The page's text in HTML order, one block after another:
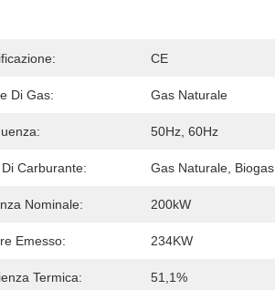
CE
Di Gas: Gas Naturale
50Hz, 60Hz
Carburante: Gas Naturale, Biogas
Nominale: 200kW
Emesso: 234KW
Termica: 51,1%